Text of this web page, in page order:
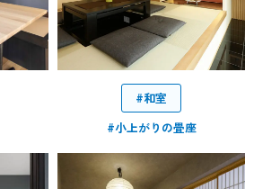
#和室
#小上がりの畳座